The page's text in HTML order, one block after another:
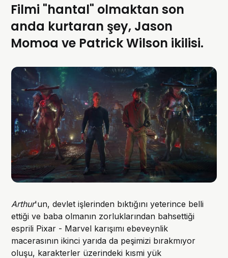
Filmi "hantal" olmaktan son
anda kurtaran şey, Jason
Momoa ve Patrick Wilson ikilisi.
Arthur'un, devlet işlerinden bıktığını yeterince belli
ettiği ve baba olmanın zorluklarından bahsettiği
esprili Pixar - Marvel karışımı ebeveynlik
macerasının ikinci yarıda da peşimizi bırakmıyor
oluşu, karakterler üzerindeki kısmi yük